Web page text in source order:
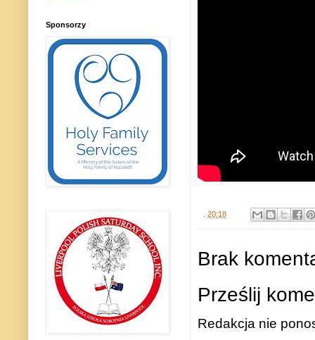
20:18
Brak
Prześlij
Redakcja nie
Sponsorzy